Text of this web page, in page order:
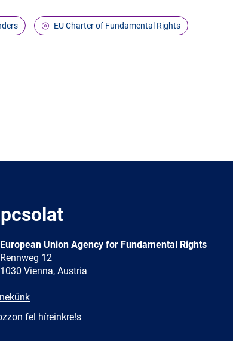
EU Charter of Fundamental Rights
European Union Agency for Fundamental Rights
Rennweg 12
1030 Vienna, Austria
fel híreinkre!s